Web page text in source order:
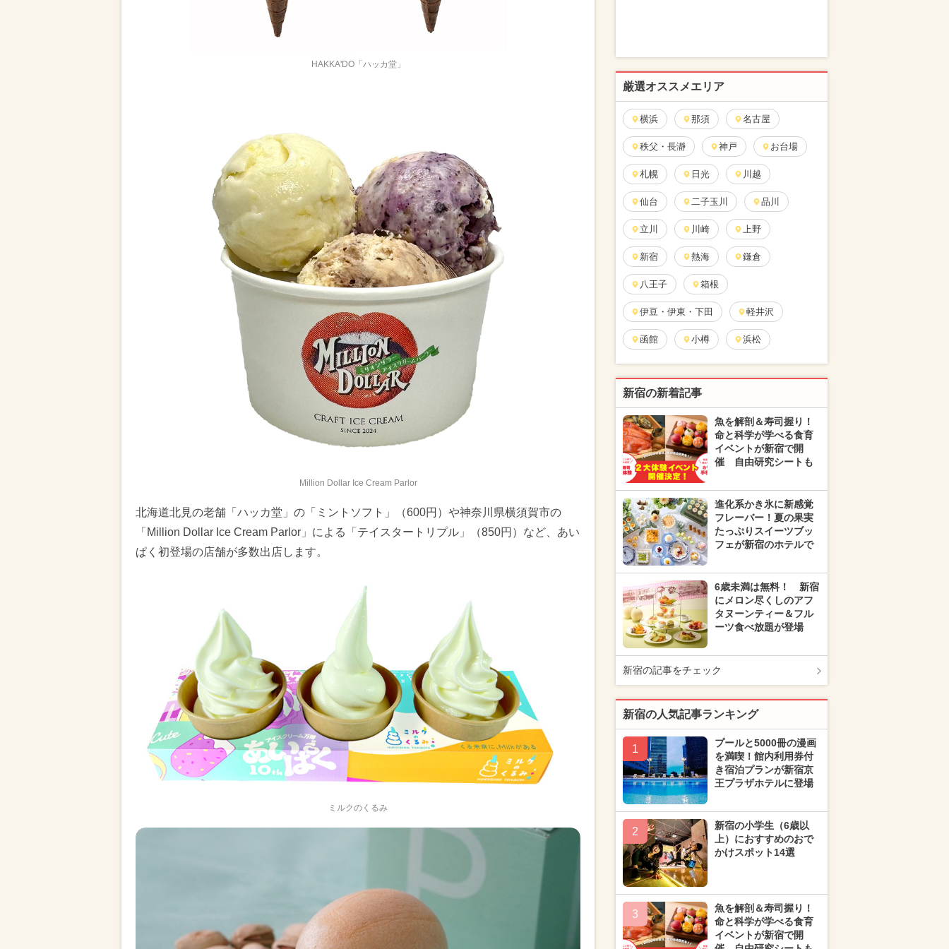
HAKKA'DO「ハッカ堂」
Million Dollar Ice Cream Parlor
北海道北見の老舗「ハッカ堂」の「ミントソフト」（600円）や神奈川県横須賀市の
「Million Dollar Ice Cream Parlor」による「テイスタートリプル」（850円）など、あい
ぱく初登場の店舗が多数出店します。
ミルクのくるみ
厳選オススメエリア
横浜 那須 名古屋
秩父・長瀞 神戸 お台場
札幌 日光 川越
仙台 二子玉川 品川
立川 川崎 上野
新宿 熱海 鎌倉
八王子 箱根
伊豆・伊東・下田 軽井沢
函館 小樽 浜松
新宿の新着記事
魚を解剖＆寿司握り！
命と科学が学べる食育
イベントが新宿で開
催 自由研究シートも
進化系かき氷に新感覚
フレーバー！夏の果実
たっぷりスイーツブッ
フェが新宿のホテルで
6歳未満は無料！ 新宿
にメロン尽くしのアフ
タヌーンティー＆フル
ーツ食べ放題が登場
新宿の記事をチェック
新宿の人気記事ランキング
1
プールと5000冊の漫画
を満喫！館内利用券付
き宿泊プランが新宿京
王プラザホテルに登場
2
新宿の小学生（6歳以
上）におすすめのおで
かけスポット14選
3
魚を解剖＆寿司握り！
命と科学が学べる食育
イベントが新宿で開